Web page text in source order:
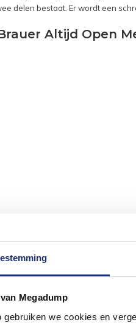
Megadump
gebruiken we cookies en
delen bestaat. Er wordt een
Altijd Open
Deel jouw badkamer op
omgeving